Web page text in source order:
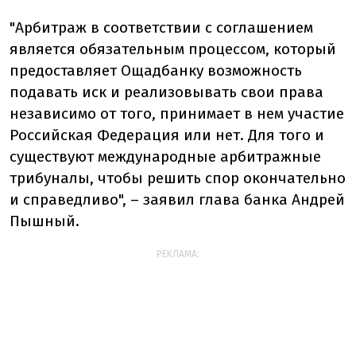
"Арбитраж в соответствии с соглашением
является обязательным процессом, который
предоставляет Ощадбанку возможность
подавать иск и реализовывать свои права
независимо от того, принимает в нем участие
Российская Федерация или нет. Для того и
существуют международные арбитражные
трибуналы, чтобы решить спор окончательно
и справедливо", – заявил глава банка Андрей
Пышный.
РЕКЛАМА: